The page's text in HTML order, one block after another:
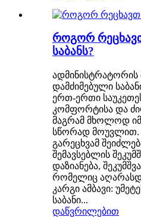
როგორ
საბანს?
ადმინისტრატორის
დამძიმებული
ერთ-ერთი
კომფორტისა და
მაგრამ მხოლოდ იმ
სწორად
გარეცხვამ
შემავსებლის
დაზიანება,
რომელიც
კარგი ამბავი:
საბანი...
დაწვრილებით